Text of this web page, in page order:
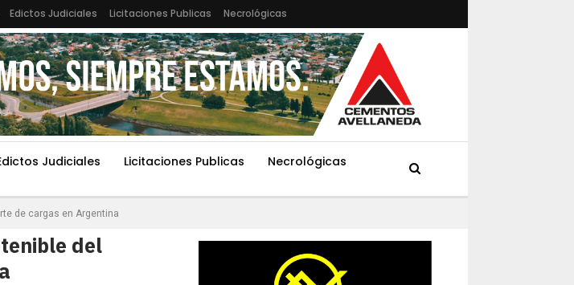
Edictos Judiciales Licitaciones Publicas Necrológicas
Judiciales Licitaciones Publicas Necrológicas
de cargas en Argentina
del